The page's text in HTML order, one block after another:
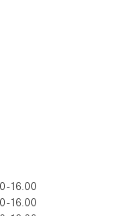
- 16.00
- 16.00